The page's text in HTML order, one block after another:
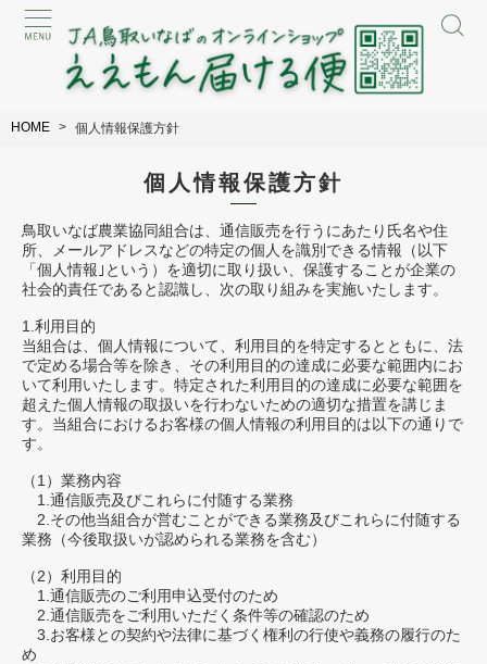
HOME 個人情報保護方針
個人情報保護方針
鳥取いなば農業協同組合は、通信販売を行うにあたり氏名や住
所、メールアドレスなどの特定の個人を識別できる情報（以下
「個人情報｣という）を適切に取り扱い、保護することが企業の
社会的責任であると認識し、次の取り組みを実施いたします。
1.利用目的
当組合は、個人情報について、利用目的を特定するとともに、法
で定める場合等を除き、その利用目的の達成に必要な範囲内にお
いて利用いたします。特定された利用目的の達成に必要な範囲を
超えた個人情報の取扱いを行わないための適切な措置を講じま
す。当組合におけるお客様の個人情報の利用目的は以下の通りで
す。
（1）業務内容
1.通信販売及びこれらに付随する業務
2.その他当組合が営むことができる業務及びこれらに付随する
業務（今後取扱いが認められる業務を含む）
（2）利用目的
1.通信販売のご利用申込受付のため
2.通信販売をご利用いただく条件等の確認のため
3.お客様との契約や法律に基づく権利の行使や義務の履行のた
め